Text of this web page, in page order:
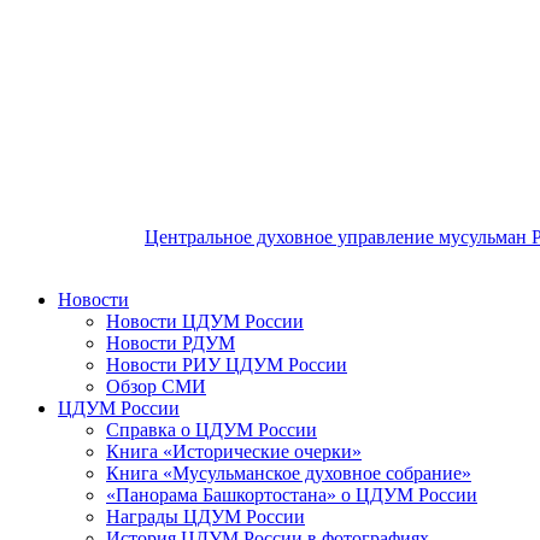
Центральное духовное управление мусульман
Новости
Новости ЦДУМ России
Новости РДУМ
Новости РИУ ЦДУМ России
Обзор СМИ
ЦДУМ России
Справка о ЦДУМ России
Книга «Исторические очерки»
Книга «Мусульманское духовное собрание»
«Панорама Башкортостана» о ЦДУМ России
Награды ЦДУМ России